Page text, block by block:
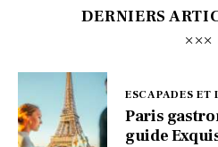
DERNIERS
ESCAPADES ET
Paris
guide